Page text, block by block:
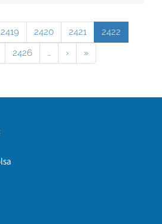
2419 2420 2421
2422
2426 … › »